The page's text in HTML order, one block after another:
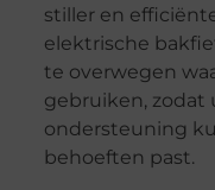
stiller en
elektrische
te overwegen
gebruiken, zodat
ondersteuning
behoeften past.